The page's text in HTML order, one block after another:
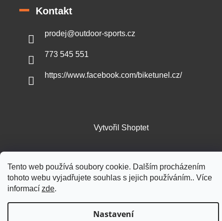
Tento web používá soubory cookie. Dalším procházením
tohoto webu vyjadřujete souhlas s jejich používáním.. Více
informací zde.
Nastavení
Kontakt
prodej@outdoor-sports.cz
773 545 551
https://www.facebook.com/biketunel.cz/
Vytvořil Shoptet